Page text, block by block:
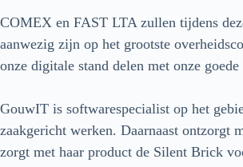
COMEX en FAST LTA zullen tijdens
aanwezig zijn op het grootste
onze digitale stand delen met onze
GouwIT is softwarespecialist op het
zaakgericht werken. Daarnaast ontzorgt
zorgt met haar product de Silent Brick